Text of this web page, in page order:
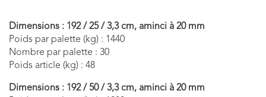
Dimensions : 192 / 25 / 3,3 cm, aminci à 20 mm
Poids par palette (kg) : 1440
Nombre par palette : 30
Poids article (kg) : 48
Dimensions : 192 / 50 / 3,3 cm, aminci à 20 mm